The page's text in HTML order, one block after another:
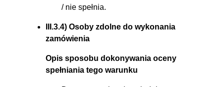
/ nie spełnia.
III.3.4) Osoby zdolne do wykonania
zamówienia
Opis sposobu dokonywania oceny
spełniania tego warunku